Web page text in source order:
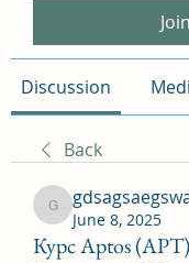
Join
Discussion
Back
June 8, 2025
Курс Aptos